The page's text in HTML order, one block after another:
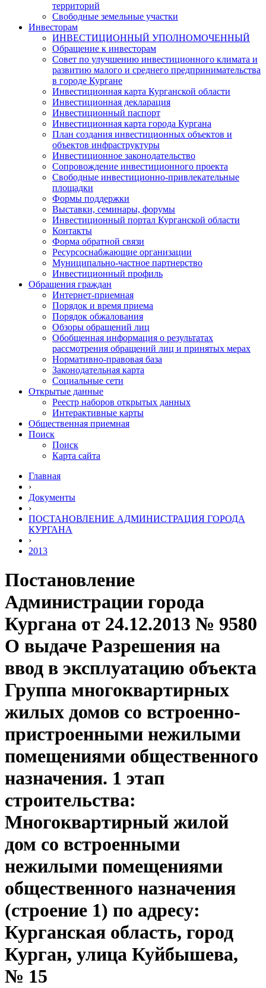
территорий
Свободные земельные участки
Инвесторам
ИНВЕСТИЦИОННЫЙ УПОЛНОМОЧЕННЫЙ
Обращение к инвесторам
Совет по улучшению инвестиционного климата и
развитию малого и среднего предпринимательства
в городе Кургане
Инвестиционная карта Курганской области
Инвестиционная декларация
Инвестиционный паспорт
Инвестиционная карта города Кургана
План создания инвестиционных объектов и
объектов инфраструктуры
Инвестиционное законодательство
Сопровождение инвестиционного проекта
Свободные инвестиционно-привлекательные
площадки
Формы поддержки
Выставки, семинары, форумы
Инвестиционный портал Курганской области
Контакты
Форма обратной связи
Ресурсоснабжающие организации
Муниципально-частное партнерство
Инвестиционный профиль
Обращения граждан
Интернет-приемная
Порядок и время приема
Порядок обжалования
Обзоры обращений лиц
Обобщенная информация о результатах
рассмотрения обращений лиц и принятых мерах
Нормативно-правовая база
Законодательная карта
Социальные сети
Открытые данные
Реестр наборов открытых данных
Интерактивные карты
Общественная приемная
Поиск
Поиск
Карта сайта
Главная
›
Документы
›
ПОСТАНОВЛЕНИЕ АДМИНИСТРАЦИЯ ГОРОДА
КУРГАНА
›
2013
Постановление
Администрации города
Кургана от 24.12.2013 № 9580
О выдаче Разрешения на
ввод в эксплуатацию объекта
Группа многоквартирных
жилых домов со встроенно-
пристроенными нежилыми
помещениями общественного
назначения. 1 этап
строительства:
Многоквартирный жилой
дом со встроенными
нежилыми помещениями
общественного назначения
(строение 1) по адресу:
Курганская область, город
Курган, улица Куйбышева,
№ 15